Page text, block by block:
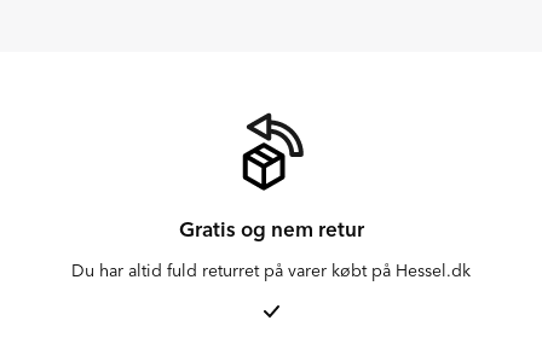
Gratis og nem retur
Du har altid fuld returret på varer købt på Hessel.dk